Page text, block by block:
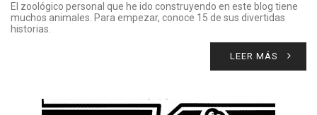
El zoológico personal que he ido construyendo en este blog tiene
muchos animales. Para empezar, conoce 15 de sus divertidas
historias.
LEER MÁS